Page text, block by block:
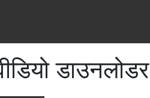
डाउनलोडर